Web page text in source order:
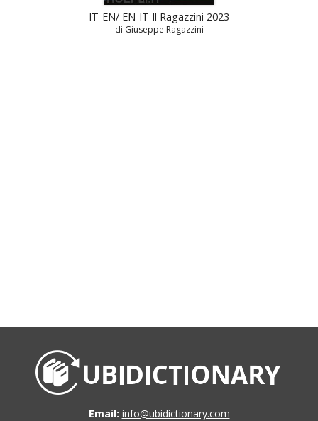
IT-EN/ EN-IT Il Ragazzini 2023
di Giuseppe Ragazzini
Email: info@ubidictionary.com